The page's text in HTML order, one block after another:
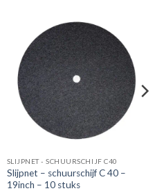
SLIJPNET - SCHUURSCHIJF C40
Slijpnet – schuurschijf C 40 –
19inch – 10 stuks